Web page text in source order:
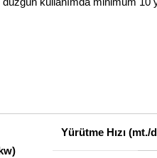
Yürütme Hızı (mt./